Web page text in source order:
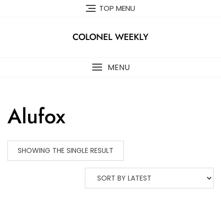
TOP MENU
COLONEL WEEKLY
MENU
Alufox
SHOWING THE SINGLE RESULT